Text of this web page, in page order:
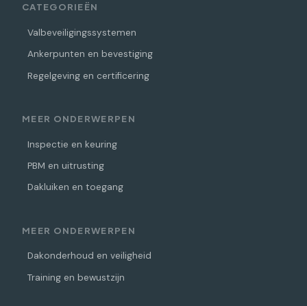
CATEGORIEËN
Valbeveiligingssystemen
Ankerpunten en bevestiging
Regelgeving en certificering
MEER ONDERWERPEN
Inspectie en keuring
PBM en uitrusting
Dakluiken en toegang
MEER ONDERWERPEN
Dakonderhoud en veiligheid
Training en bewustzijn